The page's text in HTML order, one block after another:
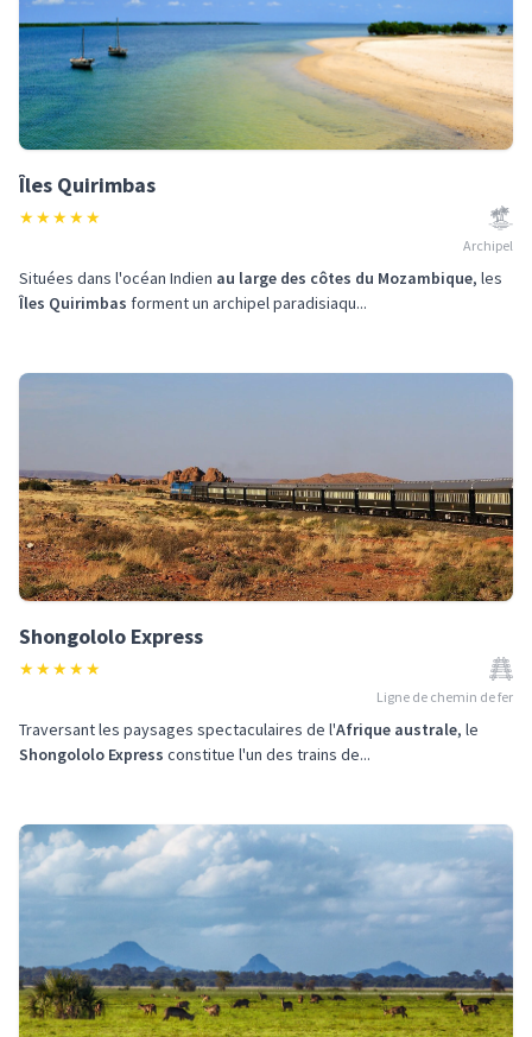
Îles Quirimbas
★★★★★
Archipel
Situées dans l'océan Indien au large des côtes du Mozambique, les
Îles Quirimbas forment un archipel paradisiaqu...
Shongololo Express
★★★★★
Ligne de chemin de fer
Traversant les paysages spectaculaires de l'Afrique australe, le
Shongololo Express constitue l'un des trains de...